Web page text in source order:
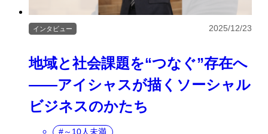
地域と社会課題を“つなぐ”存在へ
――アイシャスが描くソーシャル
ビジネスのかたち
インタビュー 2025/12/23
～10人未満